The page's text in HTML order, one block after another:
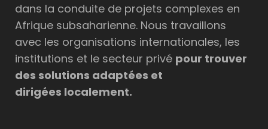
dans la conduite de projets complexes en
Afrique subsaharienne. Nous travaillons
avec les organisations internationales, les
institutions et le secteur privé pour trouver
des solutions adaptées et
dirigées localement.